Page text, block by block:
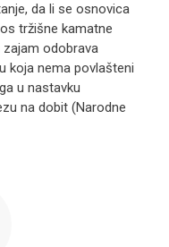
da li se osnovica
tržišne kamatne
odobrava
koja nema povlašteni
u nastavku
na dobit (Narodne